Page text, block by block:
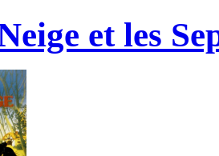
et les